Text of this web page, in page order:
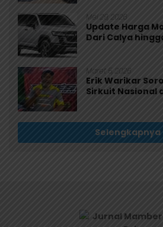
Mei 29, 2026
Update Harga
Dari Calya
Maret 5, 2026
Erik Warikar
Sirkuit Nasional
Selengkapnya